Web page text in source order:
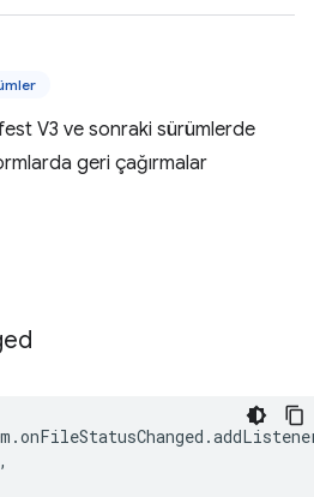
V3 ve sonraki sürümlerde
geri çağırmalar
.onFileStatusChanged .
,